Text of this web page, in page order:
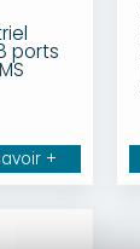
ports
+